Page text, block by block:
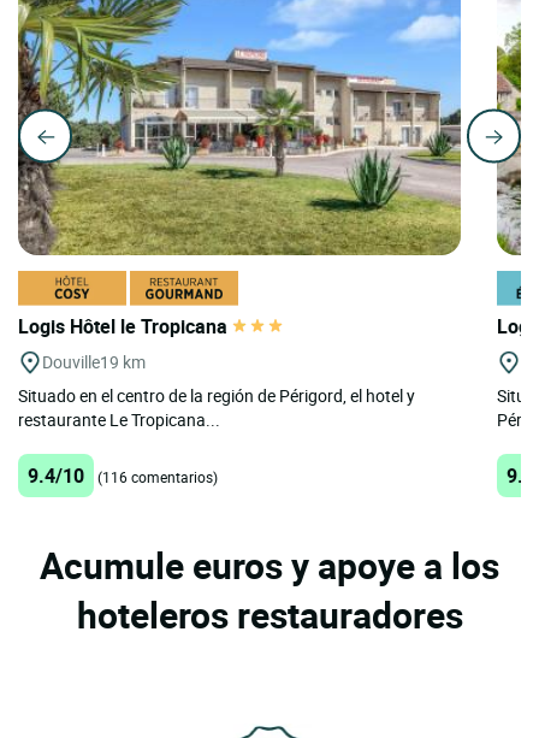
Logis Hôtel le Tropicana
Douville19 km
Situado en el centro de la región de Périgord, el hotel y
restaurante Le Tropicana...
9.4/10 (116 comentarios)
Acumule euros y apoye a los
hoteleros restauradores